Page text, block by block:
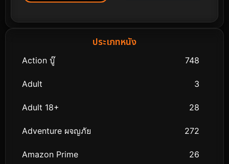
ประเภทหนัง
Action บู๊ 748
Adult 3
Adult 18+ 28
Adventure ผจญภัย 272
Amazon Prime 26